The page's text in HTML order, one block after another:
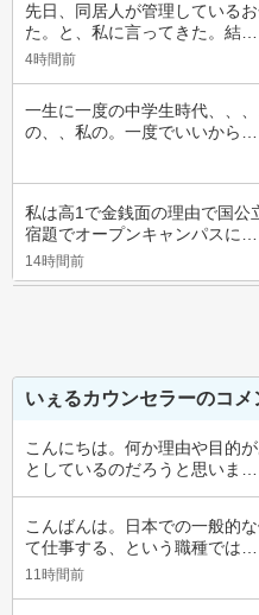
先日、同居人が管理している
た。と、私に言ってきた。結…
4時間前
一生に一度の中学生時代、、
の、、私の。一度でいいから…
私は高1で金銭面の理由で国公
宿題でオープンキャンパスに…
14時間前
いぇるカウンセラーのコメ
こんにちは。何か理由や目的
としているのだろうと思いま…
こんばんは。日本での一般的
て仕事する、という職種では…
11時間前